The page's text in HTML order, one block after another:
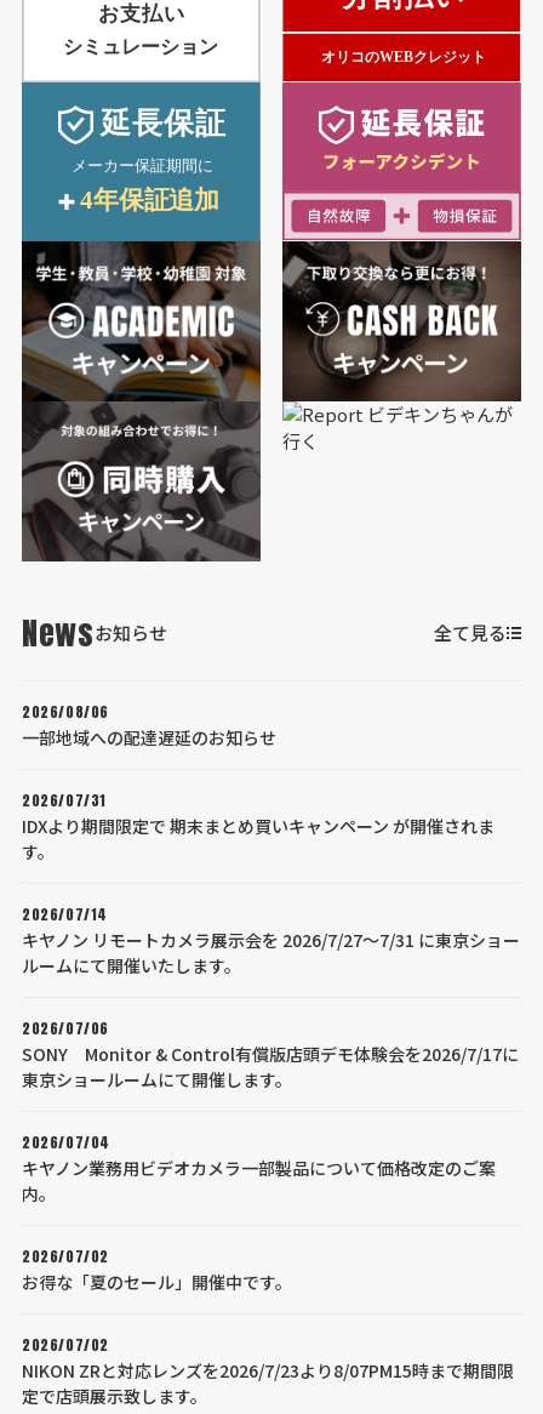
Newsお知らせ 全て見る
2026/08/06
一部地域への配達遅延のお知らせ
2026/07/31
IDXより期間限定で 期末まとめ買いキャンペーン が開催されま
す。
2026/07/14
キヤノン リモートカメラ展示会を 2026/7/27～7/31 に東京ショー
ルームにて開催いたします。
2026/07/06
SONY Monitor & Control有償版店頭デモ体験会を2026/7/17に
東京ショールームにて開催します。
2026/07/04
キヤノン業務用ビデオカメラ一部製品について価格改定のご案
内。
2026/07/02
お得な「夏のセール」開催中です。
2026/07/02
NIKON ZRと対応レンズを2026/7/23より8/07PM15時まで期間限
定で店頭展示致します。